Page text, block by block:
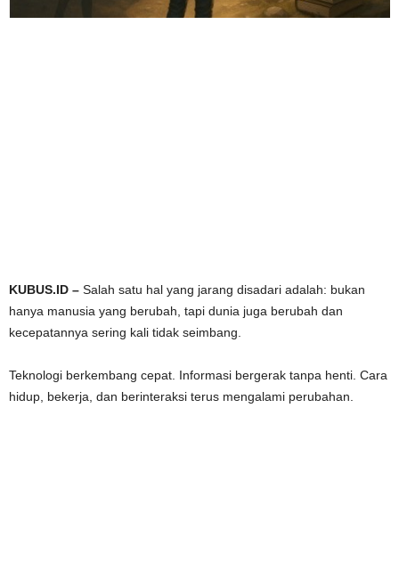
KUBUS.ID – Salah satu hal yang jarang disadari adalah: bukan
hanya manusia yang berubah, tapi dunia juga berubah dan
kecepatannya sering kali tidak seimbang.
Teknologi berkembang cepat. Informasi bergerak tanpa henti. Cara
hidup, bekerja, dan berinteraksi terus mengalami perubahan.